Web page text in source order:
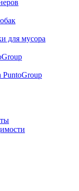
для мусора
PuntoGroup